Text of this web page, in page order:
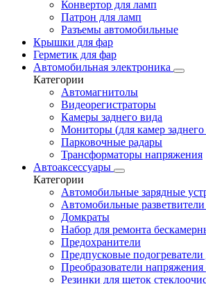
Конвертор для ламп
Патрон для ламп
Разъемы автомобильные
Крышки для фар
Герметик для фар
Автомобильная электроника
Категории
Автомагнитолы
Видеорегистраторы
Камеры заднего вида
Мониторы (для камер заднего
Парковочные радары
Трансформаторы напряжения
Автоаксессуары
Категории
Автомобильные зарядные
Автомобильные
Домкраты
Набор для ремонта
Предохранители
Предпусковые подогреватели
Преобразователи
Резинки для щеток